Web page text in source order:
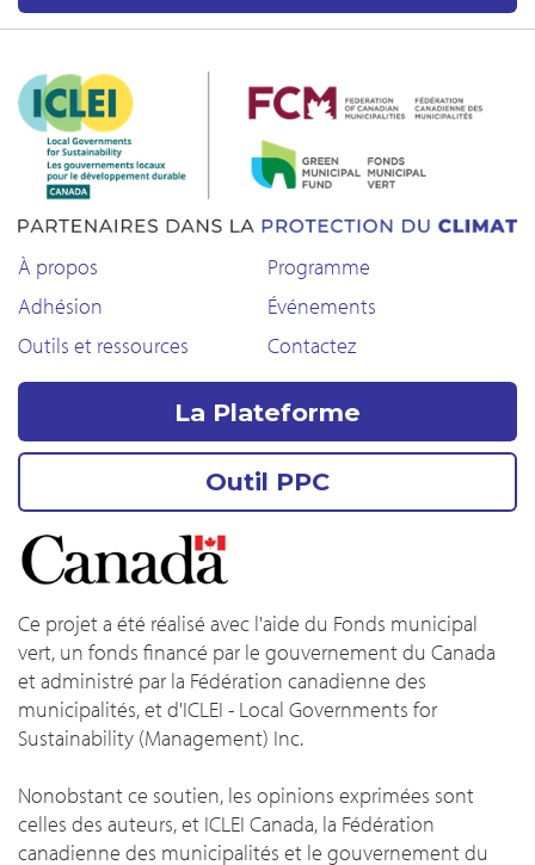
À propos
Programme
Adhésion
Événements
Outils et ressources
Contactez
La Plateforme
Outil PPC
Ce projet a été réalisé avec l'aide du Fonds municipal
vert, un fonds financé par le gouvernement du Canada
et administré par la Fédération canadienne des
municipalités, et d'ICLEI - Local Governments for
Sustainability (Management) Inc.
Nonobstant ce soutien, les opinions exprimées sont
celles des auteurs, et ICLEI Canada, la Fédération
canadienne des municipalités et le gouvernement du